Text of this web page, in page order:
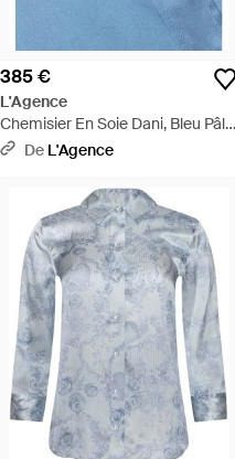
385 €
L'Agence
Chemisier En Soie Dani, Bleu Pâle
- Bleu
De L'Agence